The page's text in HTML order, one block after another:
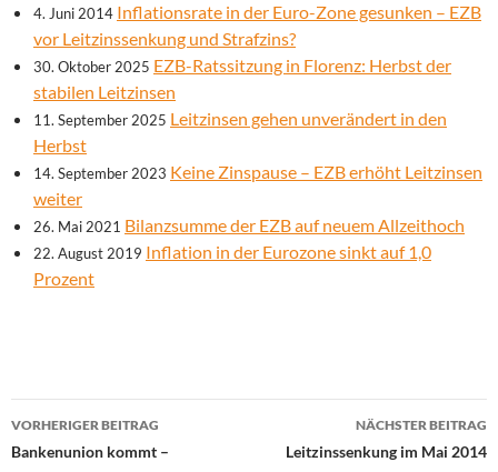
4. Juni 2014 Inflationsrate in der Euro-Zone gesunken – EZB
vor Leitzinssenkung und Strafzins?
30. Oktober 2025 EZB-Ratssitzung in Florenz: Herbst der
stabilen Leitzinsen
11. September 2025 Leitzinsen gehen unverändert in den
Herbst
14. September 2023 Keine Zinspause – EZB erhöht Leitzinsen
weiter
26. Mai 2021 Bilanzsumme der EZB auf neuem Allzeithoch
22. August 2019 Inflation in der Eurozone sinkt auf 1,0
Prozent
Beitrags-
Navigation
VORHERIGER BEITRAG
Bankenunion kommt –
NÄCHSTER BEITRAG
Leitzinssenkung im Mai 2014